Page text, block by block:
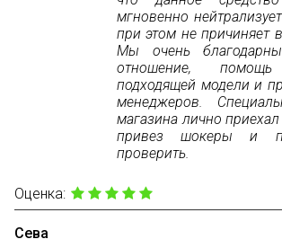
мгновенно
при этом не причиняет
Мы очень
отношение,
подходящей модели и
менеджеров.
магазина лично
привез шокеры и
проверить.
Оценка:
Сева